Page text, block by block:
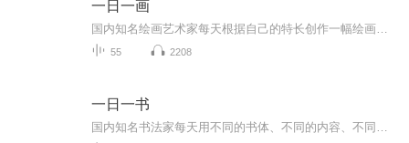
一日一画
55 2208
一日一书